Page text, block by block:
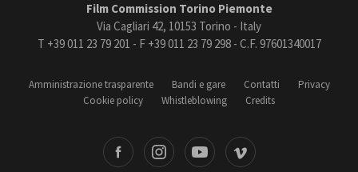
Film Commission Torino Piemonte
Via Cagliari 42, 10153 Torino - Italy
T +39 011 23 79 201 - F +39 011 23 79 298 - C.F. 97601340017
Amministrazione trasparente Bandi e gare Contatti
Privacy
Cookie policy
Whistleblowing Credits
Vimeo